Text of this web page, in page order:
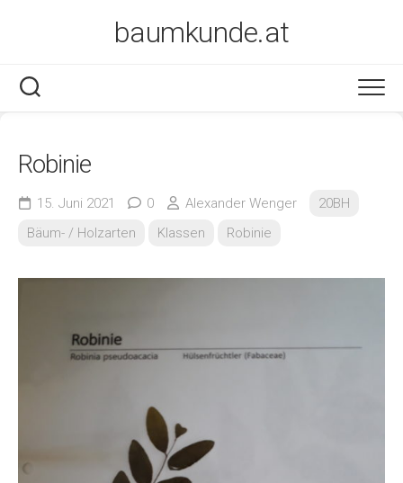
baumkunde.at
Robinie
15. Juni 2021 0 Alexander Wenger
20BH
Bäum- / Holzarten
Klassen Robinie